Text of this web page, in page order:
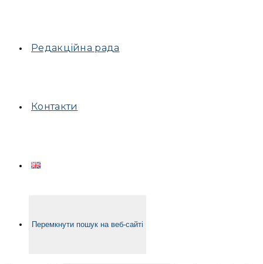
Редакційна рада
Контакти
Перемкнути пошук на веб-сайті